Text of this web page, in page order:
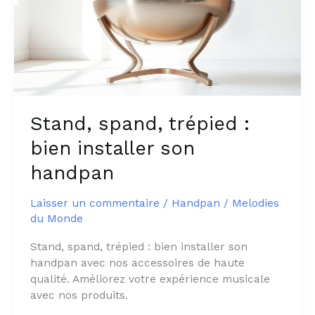
Stand, spand, trépied :
bien installer son
handpan
Laisser un commentaire / Handpan / Melodies
du Monde
Stand, spand, trépied : bien installer son
handpan avec nos accessoires de haute
qualité. Améliorez votre expérience musicale
avec nos produits.